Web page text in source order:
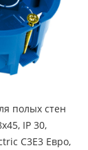
полых стен
IP 30,
С3Е3 Евро,